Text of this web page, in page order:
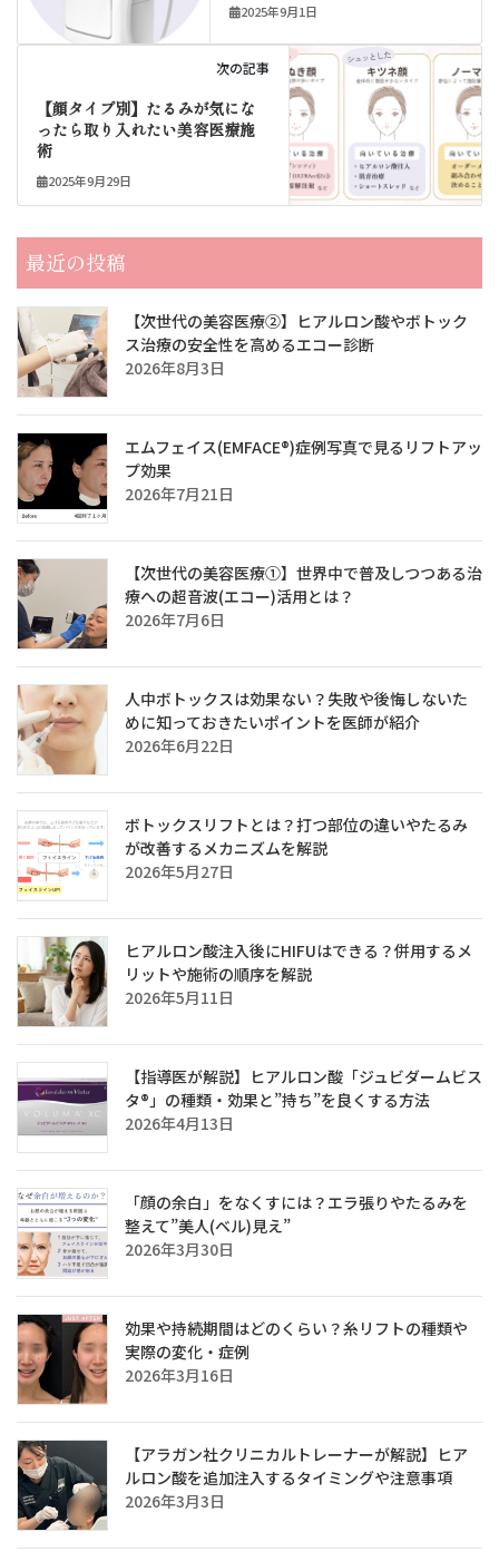
2025年9月1日
次の記事
【顔タイプ別】たるみが気にな
ったら取り入れたい美容医療施
術
2025年9月29日
最近の投稿
【次世代の美容医療②】ヒアルロン酸やボトック
ス治療の安全性を高めるエコー診断
2026年8月3日
エムフェイス(EMFACE®)症例写真で見るリフトアッ
プ効果
2026年7月21日
【次世代の美容医療①】世界中で普及しつつある治
療への超音波(エコー)活用とは？
2026年7月6日
人中ボトックスは効果ない？失敗や後悔しないた
めに知っておきたいポイントを医師が紹介
2026年6月22日
ボトックスリフトとは？打つ部位の違いやたるみ
が改善するメカニズムを解説
2026年5月27日
ヒアルロン酸注入後にHIFUはできる？併用するメ
リットや施術の順序を解説
2026年5月11日
【指導医が解説】ヒアルロン酸「ジュビダームビス
タ®」の種類・効果と”持ち”を良くする方法
2026年4月13日
「顔の余白」をなくすには？エラ張りやたるみを
整えて”美人(ベル)見え”
2026年3月30日
効果や持続期間はどのくらい？糸リフトの種類や
実際の変化・症例
2026年3月16日
【アラガン社クリニカルトレーナーが解説】ヒア
ルロン酸を追加注入するタイミングや注意事項
2026年3月3日